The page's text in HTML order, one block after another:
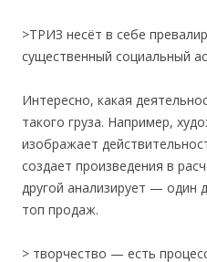
>ТРИЗ несёт в себе
существенный социальный
Интересно, какая
такого груза. Например,
изображает
создает произведения в
другой анализирует — один
топ продаж.
> творчество — есть